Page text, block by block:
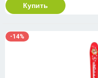
Купить
-14%